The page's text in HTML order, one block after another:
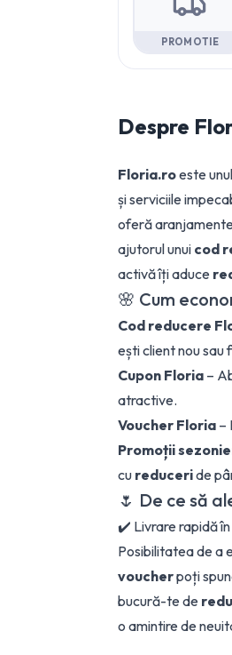
PROMOTIE
Despre
Floria.roeste
și serviciile
oferă
ajutorul unui cod
activă îți aduce
🌸 Cum
Cod reducere
ești client nou sau
Cupon Floria –
atractive.
Voucher Floria –
Promoții
cu reduceride
🌷 De ce să
✔️ Livrare rapidă
Posibilitatea de a
voucherpoți
bucură-te de
o amintire de